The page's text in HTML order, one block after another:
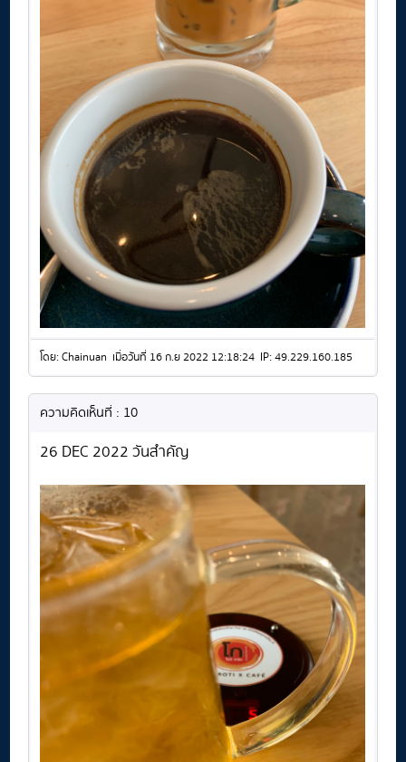
โดย: Chainuan เมื่อวันที่ 16 ก.ย 2022 12:18:24 IP: 49.229.160.185
ความคิดเห็นที่ : 10
26 DEC 2022 วันสำคัญ